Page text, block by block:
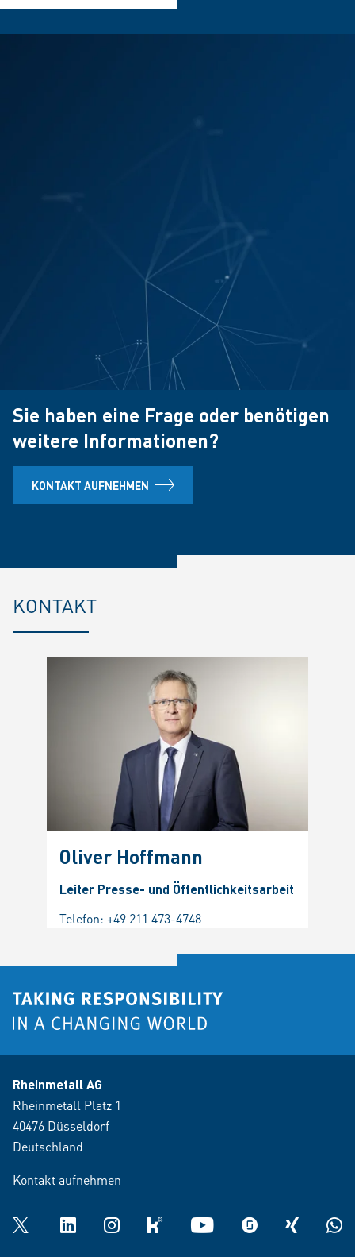
Sie haben eine Frage oder benötigen
weitere Informationen?
KONTAKT AUFNEHMEN
KONTAKT
Oliver Hoffmann
Leiter Presse- und Öffentlichkeitsarbeit
Telefon: +49 211 473-4748
Rheinmetall AG
Rheinmetall Platz 1
40476 Düsseldorf
Deutschland
Kontakt aufnehmen
Twitter LinkedInInstagramkununu YouTube glassdoorXING